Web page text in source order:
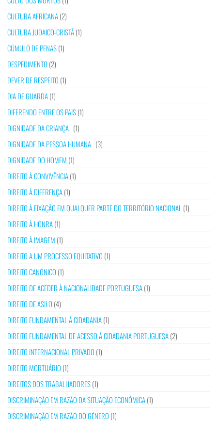
CULTURA AFRICANA(2)
CULTURA JUDAICO-CRISTÃ(1)
CÚMULO DE PENAS(1)
DESPEDIMENTO (2)
DEVER DE RESPEITO (1)
DIA DE GUARDA(1)
DIFERENDO ENTRE OS PAIS(1)
DIGNIDADE DA CRIANÇA (1)
DIGNIDADE DA PESSOA HUMANA (3)
DIGNIDADE DO HOMEM (1)
DIREITO À CONVIVÊNCIA(1)
DIREITO À DIFERENÇA(1)
DIREITO À FIXAÇÃO EM QUALQUER PARTE DO TERRITÓRIO NACIONAL (1)
DIREITO À HONRA(1)
DIREITO À IMAGEM (1)
DIREITO A UM PROCESSO EQUITATIVO (1)
DIREITO CANÓNICO (1)
DIREITO DE ACEDER À NACIONALIDADE PORTUGUESA(1)
DIREITO DE ASILO (4)
DIREITO FUNDAMENTAL À CIDADANIA(1)
DIREITO FUNDAMENTAL DE ACESSO À CIDADANIA PORTUGUESA(2)
DIREITO INTERNACIONAL PRIVADO (1)
DIREITO MORTUÁRIO (1)
DIREITOS DOS TRABALHADORES(1)
DISCRIMINAÇÃO EM RAZÃO DA SITUAÇÃO ECONÓMICA(1)
DISCRIMINAÇÃO EM RAZÃO DO GÉNERO (1)